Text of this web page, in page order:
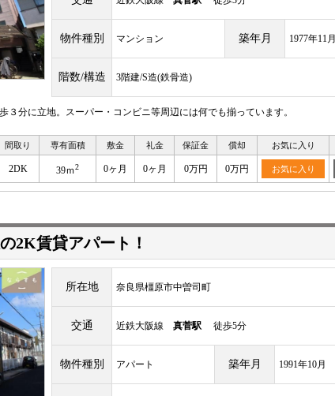
物件種別 マンション 築年月 1977年11月
階数/構造 3階建/S造(鉄骨造)
３分に立地。スーパー・コンビニ等周辺には何でも揃っています。
間取り 専有面積 敷金 礼金 保証金 償却 お気に入り
2DK 39ｍ2 0ヶ月 0ヶ月 0万円 0万円 お気に入り
2K賃貸アパート！
所在地 奈良県橿原市中曽司町
交通 近鉄大阪線 真菅駅 徒歩5分
物件種別 アパート 築年月 1991年10月